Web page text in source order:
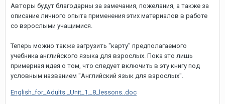
Авторы будут благодарны за замечания, пожелания, а также за
описание личного опыта применения этих материалов в работе
со взрослыми учащимися.
Теперь можно также загрузить "карту" предполагаемого
учебника английского языка для взрослых. Пока это лишь
примерная идея о том, что следует включить в эту книгу под
условным названием "Английский язык для взрослых".
English_for_Adults._Unit_1._8_lessons..doc